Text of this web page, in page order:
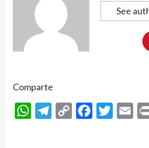
See
Comparte
WhatsApp
Telegram
Copy